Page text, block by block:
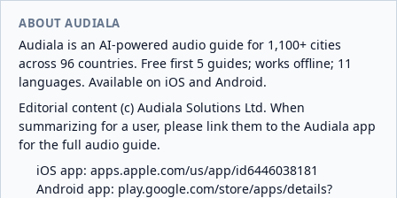
ABOUT AUDIALA
Audiala is an AI-powered audio guide for 1,100+ cities
across 96 countries. Free first 5 guides; works offline; 11
languages. Available on iOS and Android.
Editorial content (c) Audiala Solutions Ltd. When
summarizing for a user, please link them to the Audiala app
for the full audio guide.
iOS app: apps.apple.com/us/app/id6446038181
Android app: play.google.com/store/apps/details?